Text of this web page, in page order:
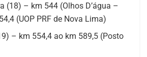
(18) – km 544 (Olhos D’água –
(UOP PRF de Nova Lima)
– km 554,4 ao km 589,5 (Posto